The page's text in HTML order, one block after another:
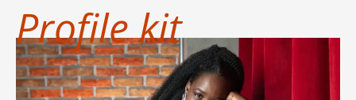
Profile kit